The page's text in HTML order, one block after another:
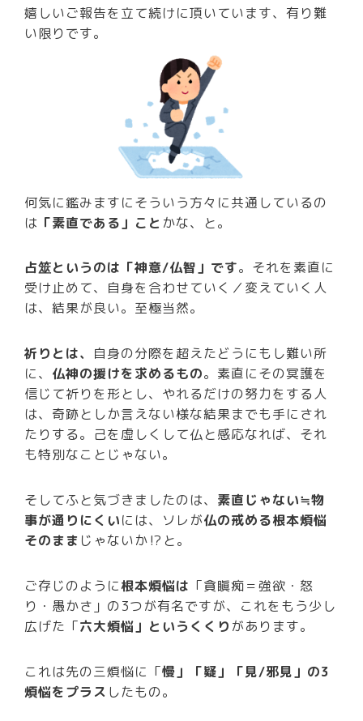
嬉しいご報告を立て続けに頂いています、有り難
い限りです。
何気に鑑みますにそういう方々に共通しているの
は 「素直である」こと かな、と。
占筮というのは「神意/仏智」です。それを素直に
受け止めて、自身を合わせていく／変えていく人
は、結果が良い。至極当然。
祈りとは、 自身の分際を超えたどうにもし難い所
に、 仏神の援けを求めるもの。素直にその冥護を
信じて祈りを形とし、やれるだけの努力をする人
は、奇跡としか言えない様な結果までも手にされ
たりする。己を虚しくして仏と感応なれば、それ
も特別なことじゃない。
そしてふと気づきましたのは、 素直じゃない≒物
事が通りにくいには、ソレが仏の戒める根本煩悩
そのまま じゃないか⁉と。
ご存じのように根本煩悩は 「貪瞋痴＝強欲・怒
り・愚かさ」の3つが有名ですが、これをもう少し
広げた「六大煩悩」というくくり があります。
これは先の三煩悩に「慢」「疑」「見/邪見」の3
煩悩をプラス したもの。